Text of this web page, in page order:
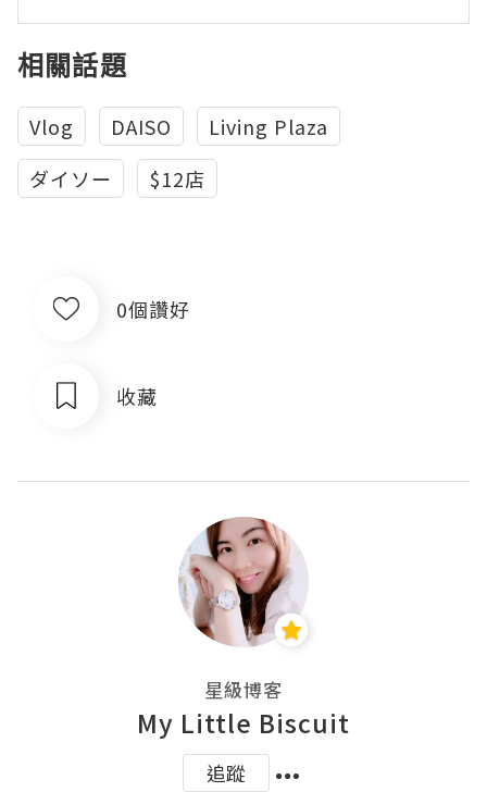
相關話題
Vlog DAISO
Living Plaza
ダイソー
$12店
0個讚好
收藏
星級博客
My Little Biscuit
追蹤